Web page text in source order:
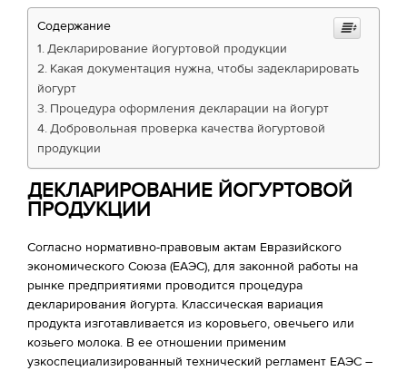
Содержание
Декларирование йогуртовой продукции
Какая документация нужна, чтобы задекларировать
йогурт
Процедура оформления декларации на йогурт
Добровольная проверка качества йогуртовой
продукции
ДЕКЛАРИРОВАНИЕ ЙОГУРТОВОЙ
ПРОДУКЦИИ
Согласно нормативно-правовым актам Евразийского
экономического Союза (ЕАЭС), для законной работы на
рынке предприятиями проводится процедура
декларирования йогурта. Классическая вариация
продукта изготавливается из коровьего, овечьего или
козьего молока. В ее отношении применим
узкоспециализированный технический регламент ЕАЭС –